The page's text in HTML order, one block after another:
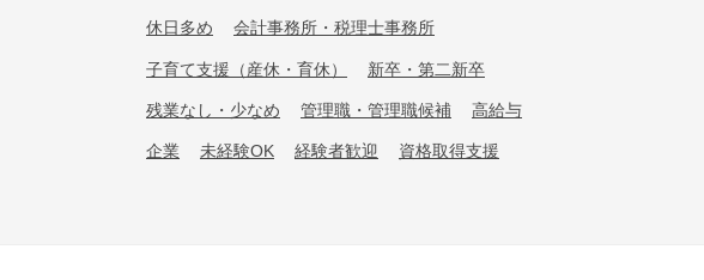
休日多め 会計事務所・税理士事務所
子育て支援（産休・育休） 新卒・第二新卒
残業なし・少なめ 管理職・管理職候補 高給与
企業 未経験OK 経験者歓迎 資格取得支援